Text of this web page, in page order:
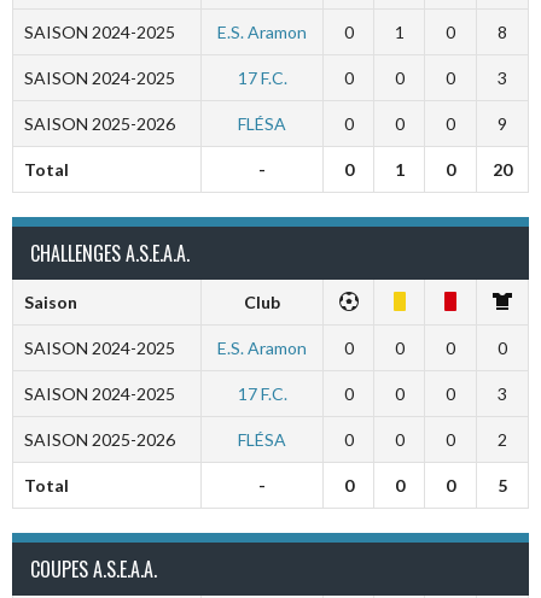
SAISON 2024-2025 E.S. Aramon 0 1 0 8
SAISON 2024-2025 17 F.C. 0 0 0 3
SAISON 2025-2026 FLÉSA 0 0 0 9
Total - 0 1 0 20
CHALLENGES A.S.E.A.A.
Saison Club
SAISON 2024-2025 E.S. Aramon 0 0 0 0
SAISON 2024-2025 17 F.C. 0 0 0 3
SAISON 2025-2026 FLÉSA 0 0 0 2
Total - 0 0 0 5
COUPES A.S.E.A.A.